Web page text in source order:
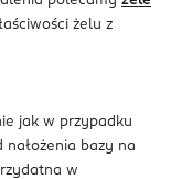
żelu z
jak w przypadku
nałożenia bazy na
w